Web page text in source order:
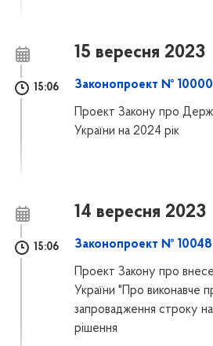
15 вересня 2023
15:06 Законопроект № 10000
Проект Закону про
України на 2024 рік
14 вересня 2023
15:06 Законопроект № 10048
Проект Закону про
України "Про виконавче
запровадження строку
рішення